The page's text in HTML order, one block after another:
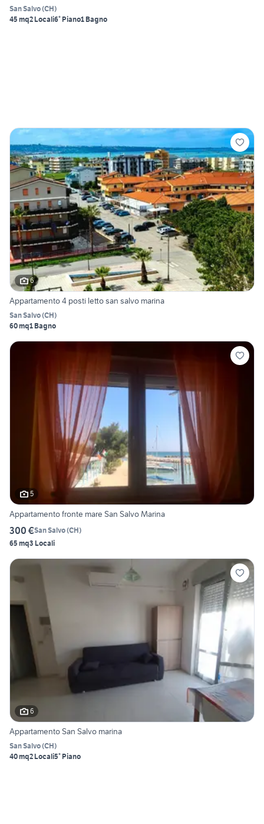
San Salvo(CH)
45 mq2 Locali6° Piano1 Bagno
6
Appartamento 4 posti letto san salvo marina
San Salvo(CH)
60 mq1 Bagno
5
Appartamento fronte mare San Salvo Marina
300 €San Salvo(CH)
65 mq3 Locali
6
Appartamento San Salvo marina
San Salvo(CH)
40 mq2 Locali5° Piano